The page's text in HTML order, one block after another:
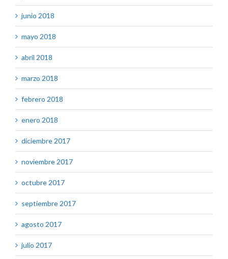
junio 2018
mayo 2018
abril 2018
marzo 2018
febrero 2018
enero 2018
diciembre 2017
noviembre 2017
octubre 2017
septiembre 2017
agosto 2017
julio 2017